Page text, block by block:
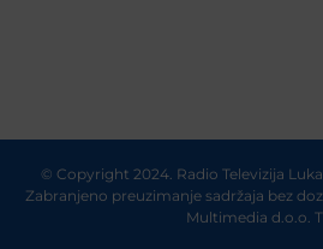
© Copyright 2024. Radio Televizija
Zabranjeno preuzimanje sadržaja bez
Multimedia d.o.o.